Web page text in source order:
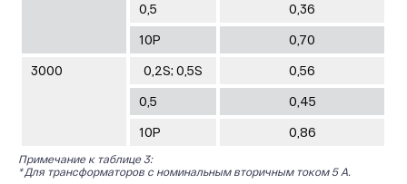
0,5
0,36
10Р
0,70
3000
0,2S; 0,5S
0,56
0,5
0,45
10Р
0,86
Примечание к таблице 3:
* Для трансформаторов с номинальным вторичным током 5 А.